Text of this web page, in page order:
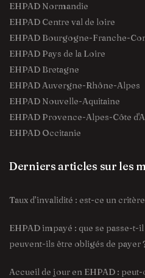
EHPAD Normandie
EHPAD Centre val de loire
EHPAD Bourgogne-Franche-
EHPAD Pays de la Loire
EHPAD Bretagne
EHPAD Auvergne-Rhône-Alpes
EHPAD Nouvelle-Aquitaine
EHPAD Provence-Alpes-Côte
EHPAD Occitanie
Derniers articles sur les
Taux d’invalidité : est-ce un
EHPAD impayé : que se passe-
peuvent-ils être obligés de payer
Accueil de jour en EHPAD :